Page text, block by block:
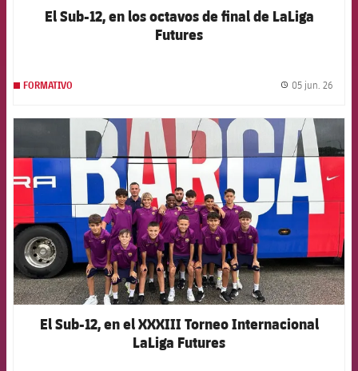
El Sub-12, en los octavos de final de LaLiga
Futures
FORMATIVO 05 jun. 26
FCB Barcelona badge
El Sub-12, en el XXXIII Torneo Internacional
LaLiga Futures